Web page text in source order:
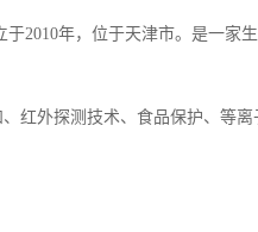
2010年，位于天津市。是一家
红外探测技术、食品保护、等